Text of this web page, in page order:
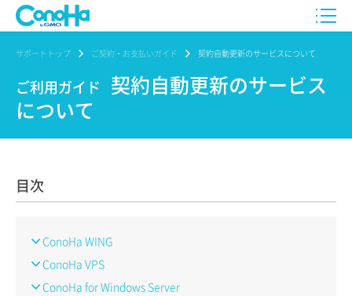
サポートトップ ご契約・お支払いガイド 契約自動更新のサービスについて
ご利用ガイド 契約自動更新のサービス
について
目次
ConoHa WING
ConoHa VPS
ConoHa for Windows Server